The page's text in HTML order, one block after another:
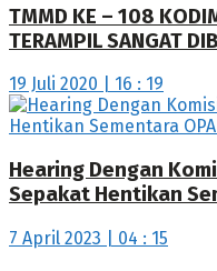
TMMD KE – 108
TERAMPIL SANGAT
19 Juli 2020 | 16 : 19
Hearing Dengan
Sepakat Hentikan
7 April 2023 | 04 : 15